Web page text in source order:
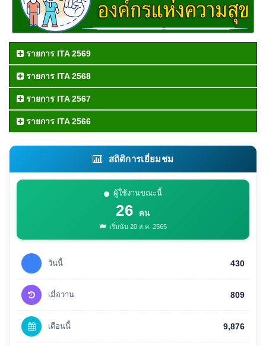
รายการ ITA 2569
รายการ ITA 2568
รายการ ITA 2567
รายการ ITA 2566
สถิติการเยี่ยมชม
ผู้ใช้งานขณะนี้
26 คน
เริ่มนับ 20 ส.ค. 2565
วันนี้ 430
เมื่อวาน 809
เดือนนี้ 9,876